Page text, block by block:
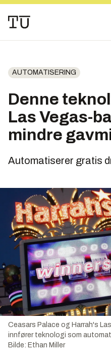
AUTOMATISERING
Denne
Las Vegas-
mindre
Automatiserer gratis
Ceasars Palace og Harrah's
innfører teknologi som
Bilde: Ethan Miller